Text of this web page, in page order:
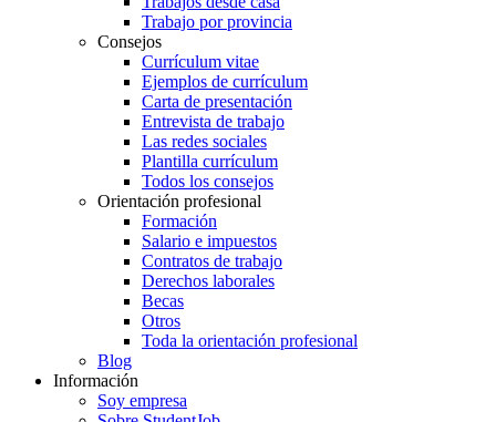
Trabajo por provincia
Consejos
Currículum vitae
Ejemplos de currículum
Carta de presentación
Entrevista de trabajo
Las redes sociales
Plantilla currículum
Todos los consejos
Orientación profesional
Formación
Salario e impuestos
Contratos de trabajo
Derechos laborales
Becas
Otros
Toda la orientación profesional
Blog
Información
Soy empresa